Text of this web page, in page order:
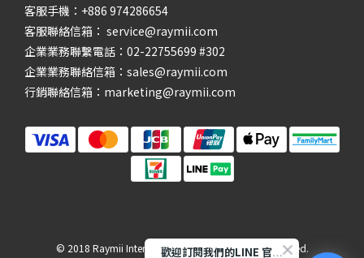
客服手機：+886 974286654
客服聯絡信箱： service@raymii.com
企業業務聯繫電話：02-22755699 #302
企業業務聯絡信箱：sales@raymii.com
行銷聯絡信箱：marketing@raymii.com
© 2018 Raymii International Limited. All Rights Reserved.
Raymii瑞米
【開通會員卡享200元購物金】
LINE募集中，現在只要加入瑞米
LINE官方帳號，並開通會員卡，
即享200元購物金。
歡迎訂閱我們的LINE 官方帳號